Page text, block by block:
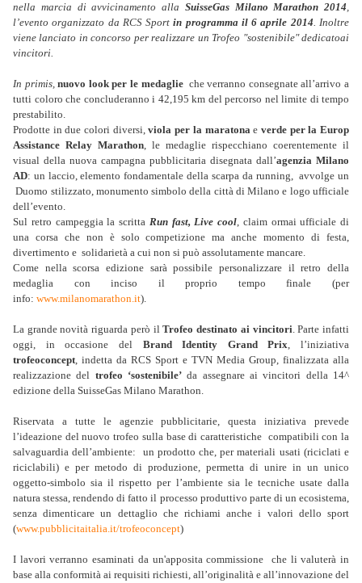
nella marcia di avvicinamento alla SuisseGas Milano Marathon 2014,
l’evento organizzato da RCS Sportin programma il 6 aprile 2014. Inoltre
viene lanciato in concorso per realizzare un Trofeo "sostenibile" dedicatoai
vincitori.
In primis,nuovo look per le medaglieche verranno consegnate all’arrivo a
tutti coloro che concluderanno i 42,195 km del percorso nel limite di tempo
prestabilito.
Prodotte in due colori diversi,viola per la maratonae verde per la Europ
Assistance Relay Marathon, le medaglie rispecchiano coerentemente il
visual della nuova campagna pubblicitaria disegnata dall’agenzia Milano
AD: un laccio, elemento fondamentale della scarpa da running, avvolge un
Duomo stilizzato, monumento simbolo della città di Milano e logo ufficiale
dell’evento.
Sul retro campeggia la scritta Run fast, Live cool, claim ormai ufficiale di
una corsa che non è solo competizione ma anche momento di festa,
divertimento e solidarietà a cui non si può assolutamente mancare.
Come nella scorsa edizione sarà possibile personalizzare il retro della
medaglia con inciso il proprio tempo finale (per
info: www.milanomarathon.it).
La grande novità riguarda però ilTrofeo destinato ai vincitori. Parte infatti
oggi, in occasione del Brand Identity Grand Prix, l’iniziativa
trofeoconcept, indetta da RCS Sport e TVN Media Group, finalizzata alla
realizzazione del trofeo ‘sostenibile’ da assegnare ai vincitori della 14^
edizione della SuisseGas Milano Marathon.
Riservata a tutte le agenzie pubblicitarie, questa iniziativa prevede
l’ideazione del nuovo trofeo sulla base di caratteristiche compatibili con la
salvaguardia dell’ambiente: un prodotto che, per materiali usati (riciclati e
riciclabili) e per metodo di produzione, permetta di unire in un unico
oggetto-simbolo sia il rispetto per l’ambiente sia le tecniche usate dalla
natura stessa, rendendo di fatto il processo produttivo parte di un ecosistema,
senza dimenticare un dettaglio che richiami anche i valori dello sport
(www.pubblicitaitalia.it/trofeoconcept)
I lavori verranno esaminati da un'apposita commissione che li valuterà in
base alla conformità ai requisiti richiesti, all’originalità e all’innovazione del